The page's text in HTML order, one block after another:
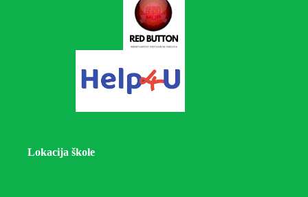
Lokacija škole